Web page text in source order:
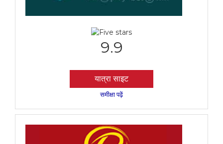
9.9
यात्रा साइट
समीक्षा पढ़ें